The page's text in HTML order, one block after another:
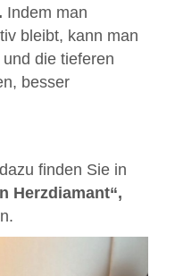
Indem man
bleibt, kann man
die tieferen
besser
finden Sie in
Herzdiamant“,